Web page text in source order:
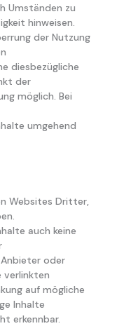
Umständen zu
hinweisen.
der Nutzung
diesbezügliche
der
möglich. Bei
umgehend
Websites Dritter,
auch keine
oder
verlinkten
auf mögliche
Inhalte
erkennbar.